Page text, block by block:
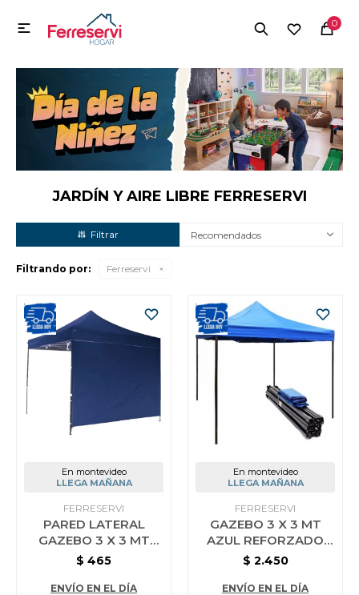
0

JARDÍN Y AIRE LIBRE FERRESERVI
Recomendados
Filtrando por: Ferreservi
En montevideo
LLEGA MAÑANA
FERRESERVI
PARED LATERAL
GAZEBO 3 X 3 MT
AZUL
$ 465
ENVÍO EN EL DÍA
En montevideo
LLEGA MAÑANA
FERRESERVI
GAZEBO 3 X 3 MT
AZUL REFORZADO
PLEGABLE AUTO
$ 2.450
ENVÍO EN EL DÍA
MI CUENTA
Menú Herramientas y Construcción Electrodomésticos
Herramientas y Construcción
Electrodomésticos
Tecnología
Deportes
Camping
Jardín y Aire Libre
Mascotas
Bazar
Juguetes y artículos para bebé